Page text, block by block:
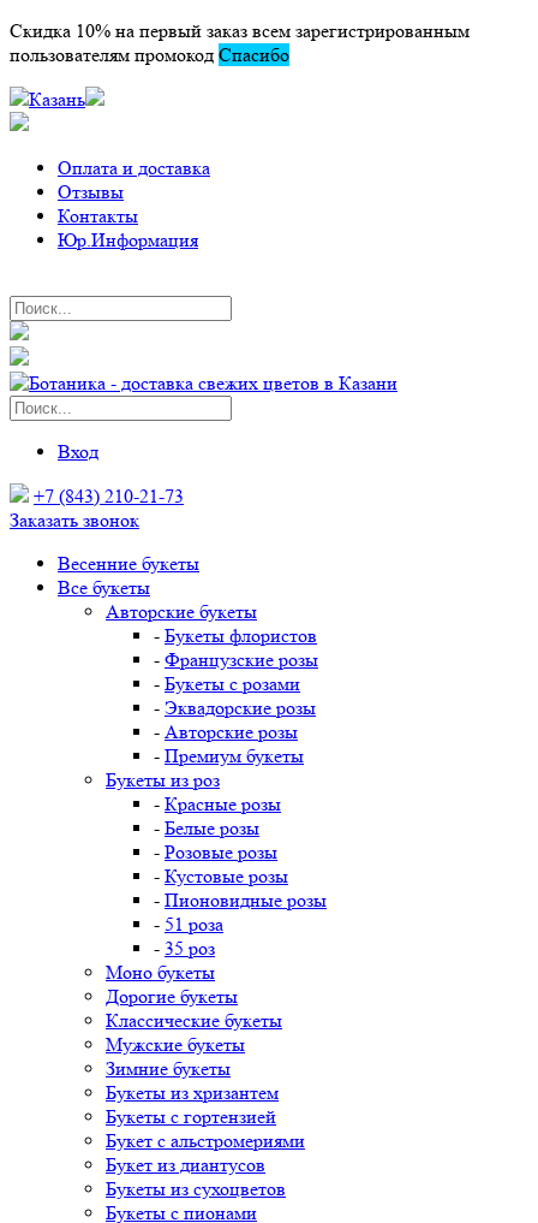
Скидка 10% на первый заказ всем зарегистрированным
пользователям промокод Спасибо
Казань
Оплата и доставка
Отзывы
Контакты
Юр.Информация
Вход
+7 (843) 210-21-73
Заказать звонок
Весенние букеты
Все букеты
Авторские букеты
- Букеты флористов
- Французские розы
- Букеты с розами
- Эквадорские розы
- Авторские розы
- Премиум букеты
Букеты из роз
- Красные розы
- Белые розы
- Розовые розы
- Кустовые розы
- Пионовидные розы
- 51 роза
- 35 роз
Моно букеты
Дорогие букеты
Классические букеты
Мужские букеты
Зимние букеты
Букеты из хризантем
Букеты с гортензией
Букет с альстромериями
Букет из диантусов
Букеты из сухоцветов
Букеты с пионами